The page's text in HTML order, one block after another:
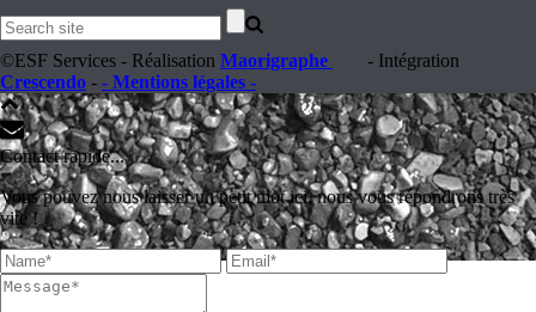
©ESF Services - Réalisation Maorigraphe
- Intégration
Crescendo - - Mentions légales -
Contact rapide...
Vous pouvez nous laisser un petit mot ici, nous vous répondrons très
vite !